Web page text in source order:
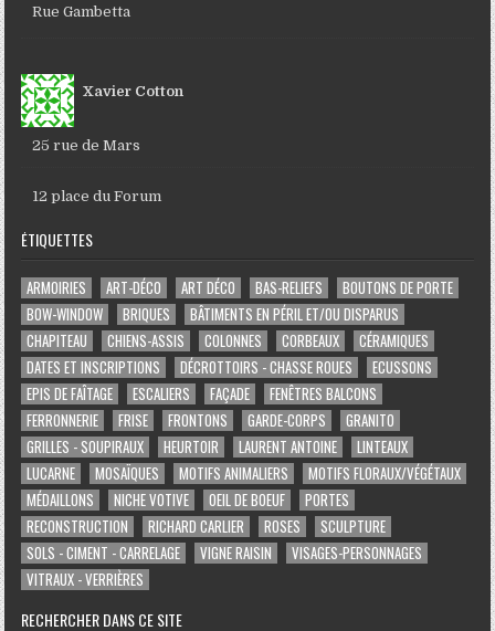
Rue Gambetta
Xavier Cotton
25 rue de Mars
12 place du Forum
ÉTIQUETTES
ARMOIRIES ART-DÉCO ART DÉCO BAS-RELIEFS
BOUTONS DE PORTE
BOW-WINDOW
BRIQUES
BÂTIMENTS EN PÉRIL ET/OU DISPARUS
CHAPITEAU
CHIENS-ASSIS COLONNES CORBEAUX
CÉRAMIQUES
DATES ET INSCRIPTIONS
DÉCROTTOIRS - CHASSE ROUES
ECUSSONS
EPIS DE FAÎTAGE
ESCALIERS FAÇADE
FENÊTRES BALCONS
FERRONNERIE
FRISE FRONTONS GARDE-CORPS
GRANITO
GRILLES - SOUPIRAUX
HEURTOIR LAURENT ANTOINE
LINTEAUX
LUCARNE
MOSAÏQUES MOTIFS ANIMALIERS
MOTIFS FLORAUX/VÉGÉTAUX
MÉDAILLONS
NICHE VOTIVE OEIL DE BOEUF
PORTES
RECONSTRUCTION
RICHARD CARLIER ROSES
SCULPTURE
SOLS - CIMENT - CARRELAGE
VIGNE RAISIN
VISAGES-PERSONNAGES
VITRAUX - VERRIÈRES
RECHERCHER DANS CE SITE